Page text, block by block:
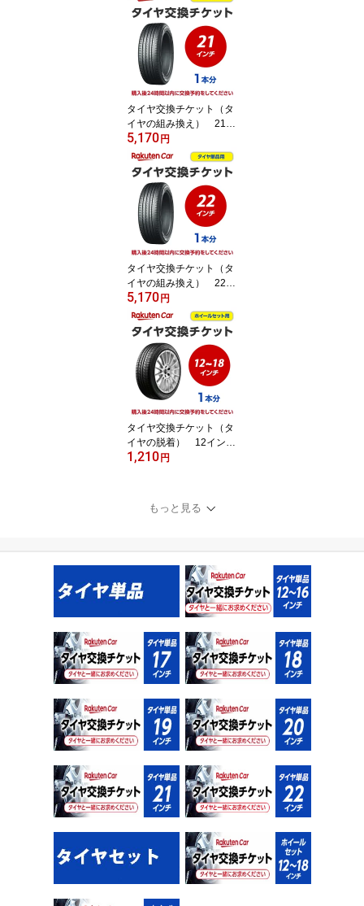
み【ゴムバルブ交換・タ
イヤ廃棄別】
タイヤ交換チケット（タ
イヤの組み換え） 21イ
ンチ - 【1本】 タイヤ
の脱着・バランス調整込
み【ゴムバルブ交換・タ
イヤ廃棄別】
5,170円
タイヤ交換チケット（タ
イヤの組み換え） 22イ
ンチ - 【1本】 タイヤ
の脱着・バランス調整込
み【ゴムバルブ交換・タ
イヤ廃棄別】
5,170円
タイヤ交換チケット（タ
イヤの脱着） 12インチ
～18インチ - 【1本】
1,210円
もっと見る